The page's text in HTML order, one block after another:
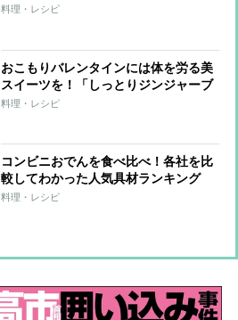
料理・レシピ
おこもりバレンタインには体を労る美
スイーツを！「しっとりジンジャーブ
ラウニー」【市橋有里の美レシピ】
料理・レシピ
コンビニおでんを食べ比べ！各社を比
較してわかった人気具材ランキング
料理・レシピ